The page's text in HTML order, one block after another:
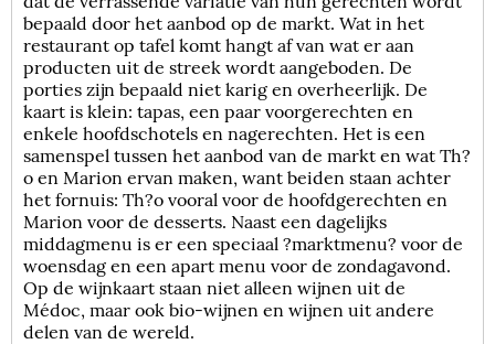
bepaald door het aanbod op de markt. Wat in het
restaurant op tafel komt hangt af van wat er aan
producten uit de streek wordt aangeboden. De
porties zijn bepaald niet karig en overheerlijk. De
kaart is klein: tapas, een paar voorgerechten en
enkele hoofdschotels en nagerechten. Het is een
samenspel tussen het aanbod van de markt en wat Th?
o en Marion ervan maken, want beiden staan achter
het fornuis: Th?o vooral voor de hoofdgerechten en
Marion voor de desserts. Naast een dagelijks
middagmenu is er een speciaal ?marktmenu? voor de
woensdag en een apart menu voor de zondagavond.
Op de wijnkaart staan niet alleen wijnen uit de
Médoc, maar ook bio-wijnen en wijnen uit andere
delen van de wereld.